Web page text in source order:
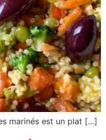
marinés est un plat […]